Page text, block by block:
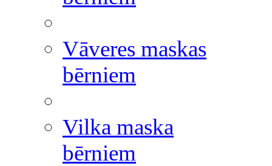
Vāveres maskas
bērniem
Vilka maska
bērniem